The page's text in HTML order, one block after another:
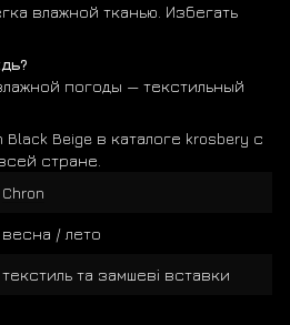
влажной тканью. Избегать
погоды — текстильный
Black Beige в каталоге krosbery с
стране.
Chron
весна / лето
текстиль та замшеві вставки